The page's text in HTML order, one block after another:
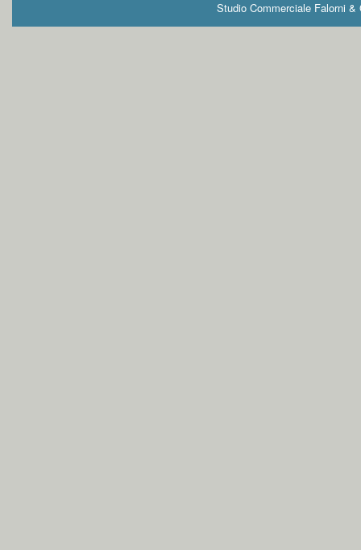
Studio Commerciale Falorni